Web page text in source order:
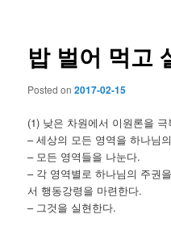
밥 벌어 먹고
Posted on2017-02-15
(1) 낮은 차원에서 이원론을
– 세상의 모든 영역을 하나님
– 모든 영역들을 나눈다.
– 각 영역별로 하나님의 주권
서 행동강령을 마련한다.
– 그것을 실현한다.